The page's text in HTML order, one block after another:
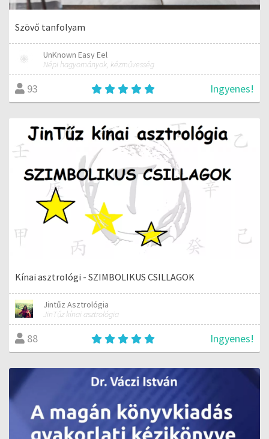
Szövő tanfolyam
UnKnown Easy Eel
Népi hagyományok, kézművesség
93 Ingyenes!
Kínai asztrológi - SZIMBOLIKUS CSILLAGOK
Jintűz Asztrológia
JinTűz kínai asztrológia
88 Ingyenes!